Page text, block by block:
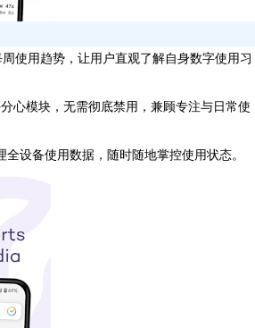
用趋势，让用户直观了解自身数字使用习
模块，无需彻底禁用，兼顾专注与日常使
设备使用数据，随时随地掌控使用状态。